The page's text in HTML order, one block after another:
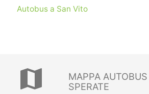
Autobus a San Vito
map
MAPPA
SPERATE